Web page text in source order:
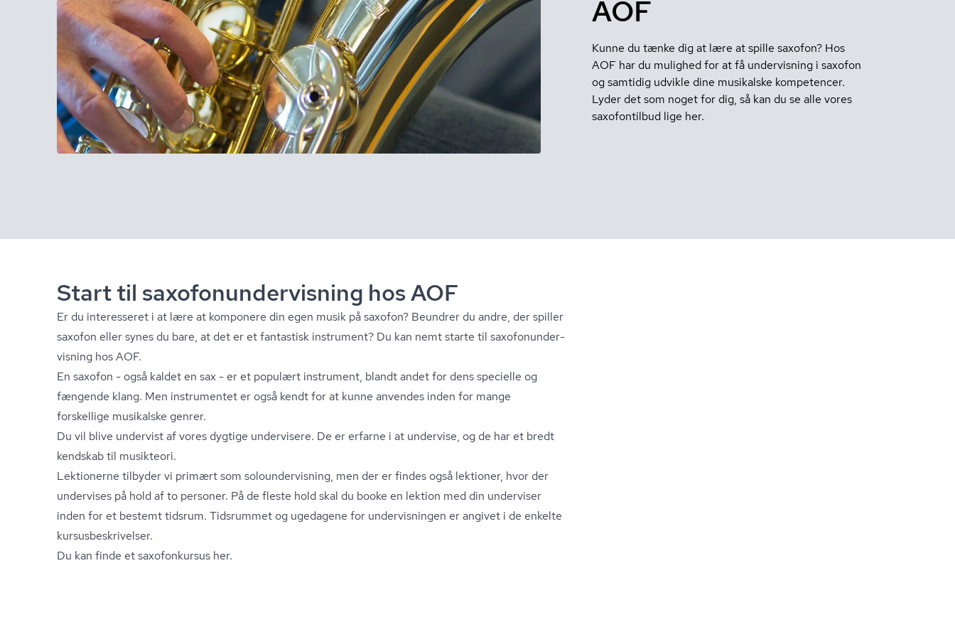
AOF
Kunne du tænke dig at lære at spille saxofon? Hos
AOF har du mulighed for at få undervisning i saxofon
og samtidig udvikle dine musikalske kompetencer.
Lyder det som noget for dig, så kan du se alle vores
saxofontilbud lige her.
Start til saxo­fonun­der­vis­ning hos AOF
Er du interesseret i at lære at komponere din egen musik på saxofon? Beundrer du andre, der spiller
saxofon eller synes du bare, at det er et fantastisk instrument? Du kan nemt starte til saxo­fonun­der­
vis­ning hos AOF.
En saxofon - også kaldet en sax - er et populært instrument, blandt andet for dens specielle og
fængende klang. Men instrumentet er også kendt for at kunne anvendes inden for mange
forskellige musikalske genrer.
Du vil blive undervist af vores dygtige undervisere. De er erfarne i at undervise, og de har et bredt
kendskab til musikteori.
Lektionerne tilbyder vi primært som so­lo­un­der­vis­ning, men der er findes også lektioner, hvor der
undervises på hold af to personer. På de fleste hold skal du booke en lektion med din underviser
inden for et bestemt tidsrum. Tidsrummet og ugedagene for undervisningen er angivet i de enkelte
kur­sus­be­skri­vel­ser.
Du kan finde et saxofonkursus her.